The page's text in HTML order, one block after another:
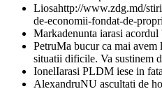
Liosahttp://www.zdg.md/
de-economii-fondat-de-
Markadenunta iarasi acordul
PetruMa bucur ca mai avem
situatii dificile. Va sustinem
IonelIarasi PLDM iese in
AlexandruNU ascultati de